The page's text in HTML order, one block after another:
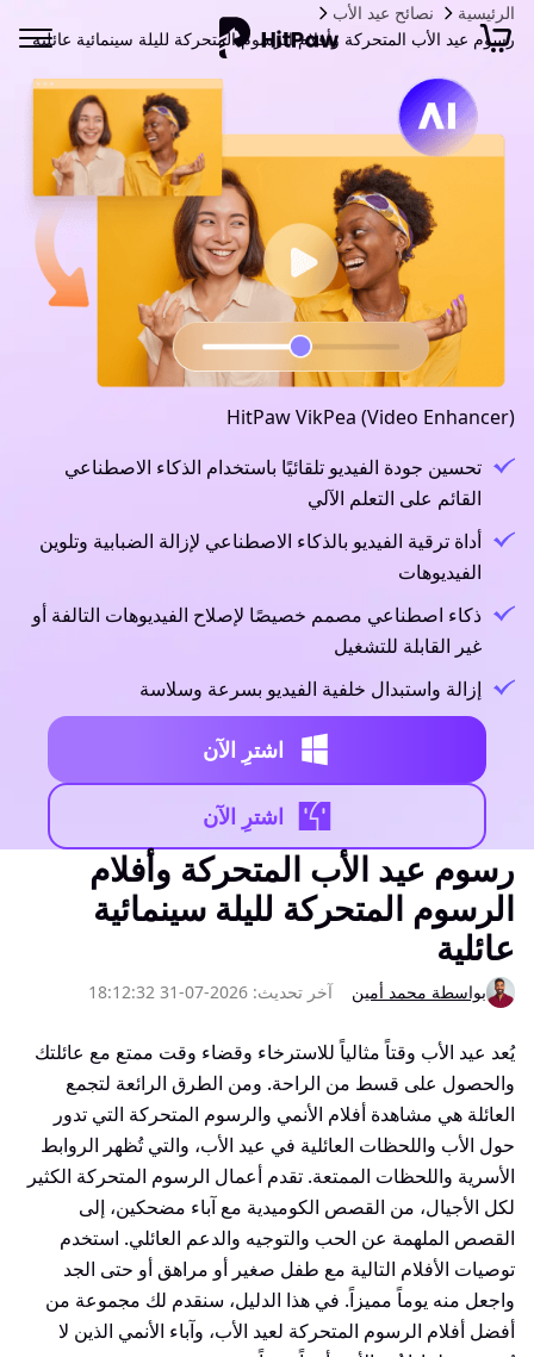
الرئيسية
نصائح عيد الأب
رسوم عيد الأب المتحركة وأفلام الرسوم المتحركة لليلة سينمائية عائلية
HitPaw VikPea (Video Enhancer)
تحسين جودة الفيديو تلقائيًا باستخدام الذكاء الاصطناعي
القائم على التعلم الآلي
أداة ترقية الفيديو بالذكاء الاصطناعي لإزالة الضبابية وتلوين
الفيديوهات
ذكاء اصطناعي مصمم خصيصًا لإصلاح الفيديوهات التالفة أو
غير القابلة للتشغيل
إزالة واستبدال خلفية الفيديو بسرعة وسلاسة
اشترِ الآن
اشترِ الآن
رسوم عيد الأب المتحركة وأفلام
الرسوم المتحركة لليلة سينمائية
عائلية
بواسطة محمد أمين آخر تحديث: 2026-07-31 18:12:32
يُعد عيد الأب وقتاً مثالياً للاسترخاء وقضاء وقت ممتع مع عائلتك
والحصول على قسط من الراحة. ومن الطرق الرائعة لتجمع
العائلة هي مشاهدة أفلام الأنمي والرسوم المتحركة التي تدور
حول الأب واللحظات العائلية في عيد الأب، والتي تُظهر الروابط
الأسرية واللحظات الممتعة. تقدم أعمال الرسوم المتحركة الكثير
لكل الأجيال، من القصص الكوميدية مع آباء مضحكين، إلى
القصص الملهمة عن الحب والتوجيه والدعم العائلي. استخدم
توصيات الأفلام التالية مع طفل صغير أو مراهق أو حتى الجد
واجعل منه يوماً مميزاً. في هذا الدليل، سنقدم لك مجموعة من
أفضل أفلام الرسوم المتحركة لعيد الأب، وآباء الأنمي الذين لا